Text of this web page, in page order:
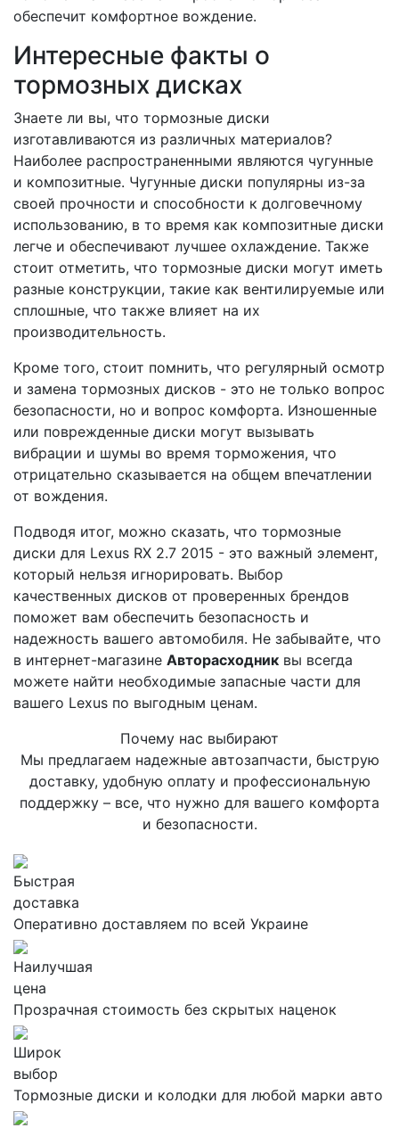
обеспечит комфортное вождение.
Интересные факты о
тормозных дисках
Знаете ли вы, что тормозные диски
изготавливаются из различных материалов?
Наиболее распространенными являются чугунные
и композитные. Чугунные диски популярны из-за
своей прочности и способности к долговечному
использованию, в то время как композитные диски
легче и обеспечивают лучшее охлаждение. Также
стоит отметить, что тормозные диски могут иметь
разные конструкции, такие как вентилируемые или
сплошные, что также влияет на их
производительность.
Кроме того, стоит помнить, что регулярный осмотр
и замена тормозных дисков - это не только вопрос
безопасности, но и вопрос комфорта. Изношенные
или поврежденные диски могут вызывать
вибрации и шумы во время торможения, что
отрицательно сказывается на общем впечатлении
от вождения.
Подводя итог, можно сказать, что тормозные
диски для Lexus RX 2.7 2015 - это важный элемент,
который нельзя игнорировать. Выбор
качественных дисков от проверенных брендов
поможет вам обеспечить безопасность и
надежность вашего автомобиля. Не забывайте, что
в интернет-магазине Авторасходник вы всегда
можете найти необходимые запасные части для
вашего Lexus по выгодным ценам.
Почему нас выбирают
Мы предлагаем надежные автозапчасти, быструю
доставку, удобную оплату и профессиональную
поддержку – все, что нужно для вашего комфорта
и безопасности.
Быстрая
доставка
Оперативно доставляем по всей Украине
Наилучшая
цена
Прозрачная стоимость без скрытых наценок
Широк
выбор
Тормозные диски и колодки для любой марки авто